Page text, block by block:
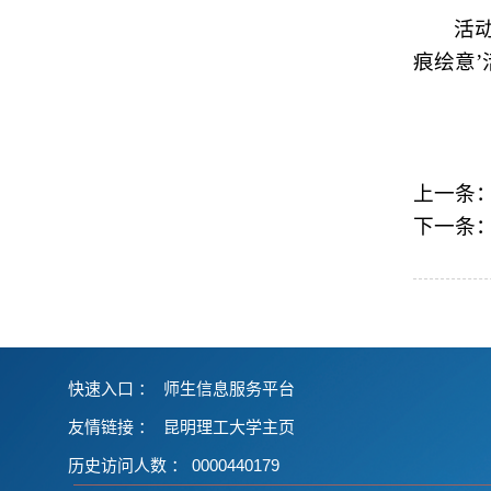
活
痕绘意’
上一条：
下一条：
快速入口 ： 师生信息服务平台
友情链接 ： 昆明理工大学主页
历史访问人数 ： 0000440179